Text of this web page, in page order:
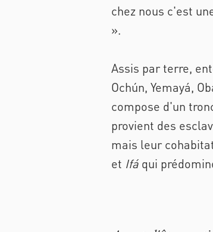
chez nous c'est
».
Assis par terre,
Ochún, Yemayá,
compose d'un
provient des
mais leur
et Ifá qui